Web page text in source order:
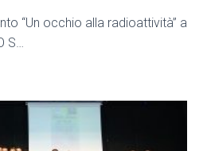
“Un occhio alla radioattività” a
S…